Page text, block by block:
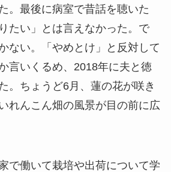
。最後に病室で昔話を聴いた
たい」とは言えなかった。で
ない。「やめとけ」と反対して
言いくるめ、2018年に夫と徳
。ちょうど6月、蓮の花が咲き
れんこん畑の風景が目の前に広
で働いて栽培や出荷について学